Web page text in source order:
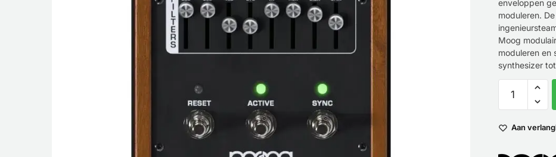
enveloppen
moduleren.
Moog
moduleren en
synthesizer
Aan